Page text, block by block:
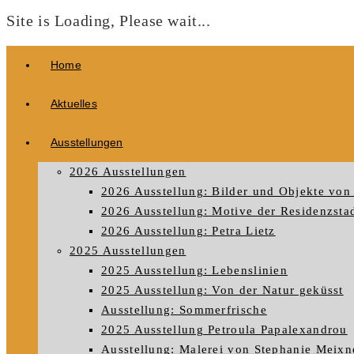
Site is Loading, Please wait...
Home
Aktuelles
Ausstellungen
2026 Ausstellungen
2026 Ausstellung: Bilder und Objekte
2026 Ausstellung: Motive der
2026 Ausstellung: Petra Lietz
2025 Ausstellungen
2025 Ausstellung: Lebenslinien
2025 Ausstellung: Von der Natur geküsst
Ausstellung: Sommerfrische
2025 Ausstellung Petroula Papalexandrou
Ausstellung: Malerei von Stephanie